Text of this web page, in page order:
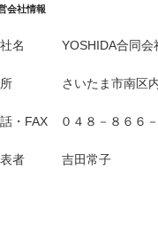
会社情報
社名 YOSHIDA合同会
所 さいたま市南区内
・FAX ０４８－８６６
表者 吉田常子